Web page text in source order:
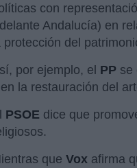
con
Andalucía) en
protección del
por ejemplo, el PP se
la restauración del
PSOE dice que
que Vox afirma